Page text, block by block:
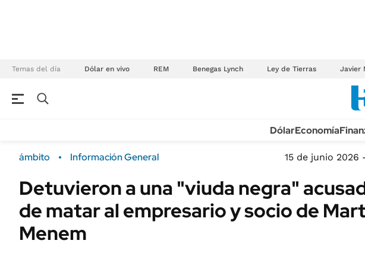
Temas del día Dólar en vivo REM Benegas Lynch Ley de Tierras Javier
Campo
FINANZAS
Dólar
Sustentabilidad
ENERGY REPORT
TECNOLOGÍA
MÉXICO
MUNDO
DólarEconomía
ámbito Información General 15 de junio 2026
Detuvieron a una "viuda negra"
de matar al empresario y socio de
Menem